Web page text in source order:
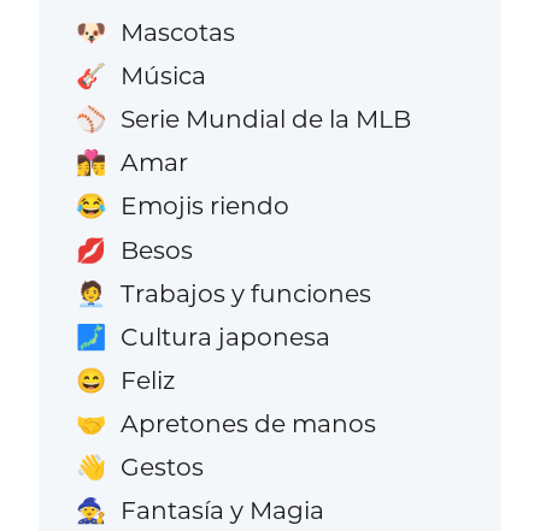
🐶 Mascotas
🎸 Música
⚾ Serie Mundial de la MLB
👩‍❤️‍💋‍👨 Amar
😂 Emojis riendo
💋 Besos
🧑‍💼 Trabajos y funciones
🗾 Cultura japonesa
😄 Feliz
🤝 Apretones de manos
👋 Gestos
🧙 Fantasía y Magia